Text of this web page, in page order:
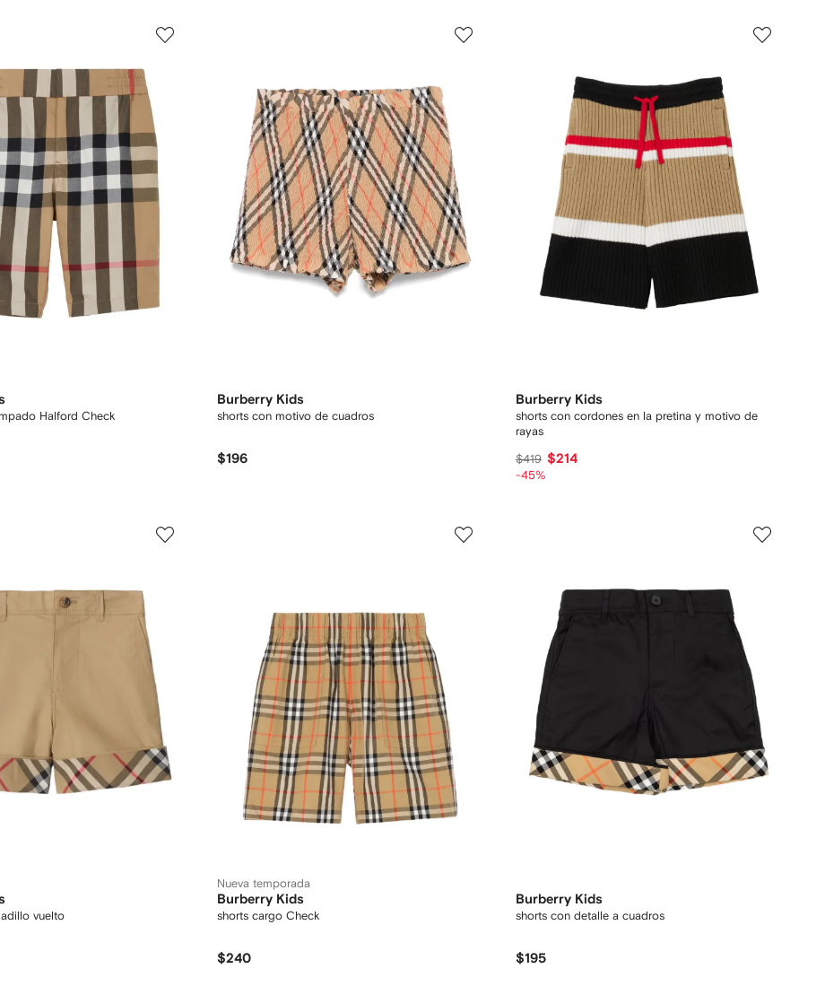
Halford Check
Burberry Kids
shorts con motivo de cuadros
$196
Burberry Kids
shorts con cordones en la pretina y motivo de
rayas
$419 $214
-45%
vuelto
Nueva temporada
Burberry Kids
shorts cargo Check
$240
Burberry Kids
shorts con detalle a cuadros
$195